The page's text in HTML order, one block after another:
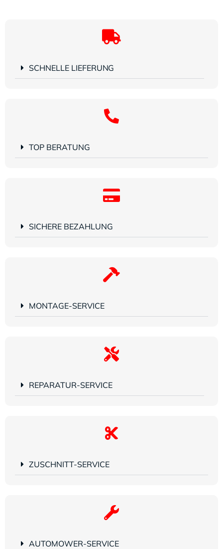
SCHNELLE LIEFERUNG
TOP BERATUNG
SICHERE BEZAHLUNG
MONTAGE-SERVICE
REPARATUR-SERVICE
ZUSCHNITT-SERVICE
AUTOMOWER-SERVICE